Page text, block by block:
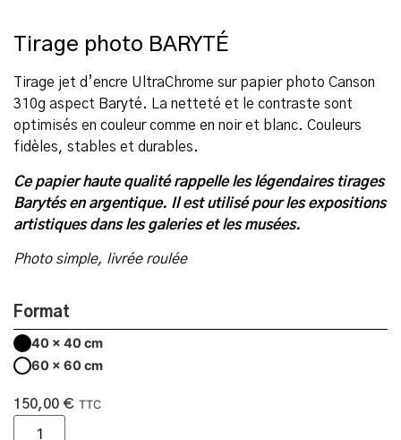
Tirage photo BARYTÉ
Tirage jet d’encre UltraChrome sur papier photo Canson
310g aspect Baryté. La netteté et le contraste sont
optimisés en couleur comme en noir et blanc. Couleurs
fidèles, stables et durables.
Ce papier haute qualité rappelle les légendaires tirages
Barytés en argentique. Il est utilisé pour les expositions
artistiques dans les galeries et les musées.
Photo simple, livrée roulée
Format
40 x 40 cm
60 x 60 cm
150,00 € TTC